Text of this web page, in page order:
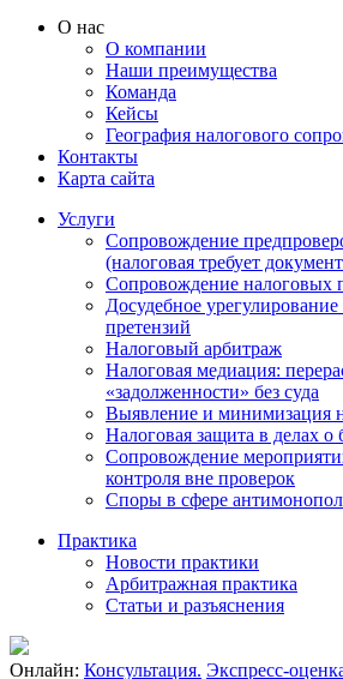
О нас
О компании
Наши преимущества
Команда
Кейсы
География налогового
Контакты
Карта сайта
Услуги
Сопровождение
(налоговая требует
Сопровождение налоговых
Досудебное
претензий
Налоговый арбитраж
Налоговая медиация:
«задолженности» без суда
Выявление и минимизация
Налоговая защита в делах о
Сопровождение
контроля вне проверок
Споры в сфере
Практика
Новости практики
Арбитражная практика
Статьи и разъяснения
Онлайн: Консультация. Экспресс-